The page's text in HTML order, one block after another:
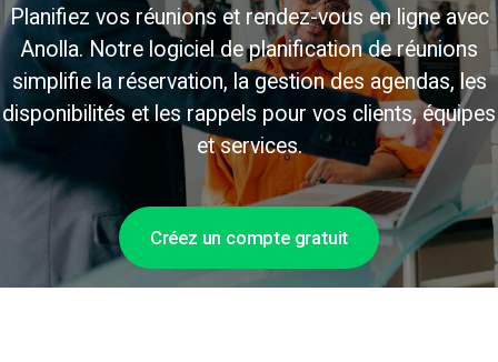
Planifiez vos réunions et rendez-vous en ligne avec
Anolla. Notre logiciel de planification de réunions
simplifie la réservation, la gestion des agendas, les
disponibilités et les rappels pour vos clients, équipes
et services.
Créez un compte gratuit